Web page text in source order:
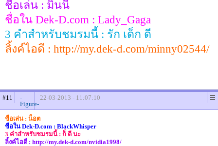
ชื่อเล่น : มินนี่
ชื่อใน Dek-D.com : Lady_Gaga
3 คำสำหรับชมรมนี้ : รัก เด็ก ดี
ลิ้งค์ไอดี : http://my.dek-d.com/minny02544/
#11
-
Figure-
22-03-2013 - 11:07:10
ชื่อเล่น : น็อต
ชื่อใน Dek-D.com : BlackWhisper
3 คำสำหรับชมรมนี้ : ก็ ดี นะ
ลิ้งค์ไอดี : http://my.dek-d.com/nvidia1998/